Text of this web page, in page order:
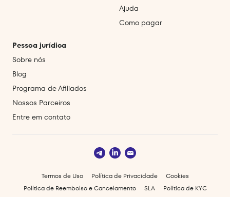
Ajuda
Como pagar
Pessoa jurídica
Sobre nós
Blog
Programa de Afiliados
Nossos Parceiros
Entre em contato
Termos de Uso Política de Privacidade
Cookies
Política de Reembolso e Cancelamento
SLA
Política de KYC